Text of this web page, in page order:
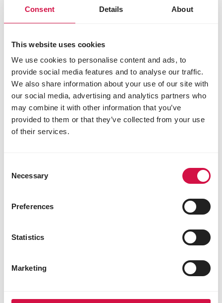
Consent Details About
This website uses cookies
We use cookies to personalise content and ads, to
provide social media features and to analyse our traffic.
We also share information about your use of our site with
our social media, advertising and analytics partners who
may combine it with other information that you’ve
provided to them or that they’ve collected from your use
of their services.
Selection
Necessary
Preferences
Statistics
Marketing